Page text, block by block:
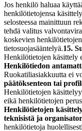
Jos henkilö haluaa
henkilötietojensa
selosteessa mainittuun
tehdä valitus
koskevien
tietosuojasääntelyä.15.
Henkilötietojen käsittely
Henkilötiedon
Ruokatiliasiakkuutta ei
päätöksenteon tai
Henkilötietojen
eikä henkilötietojen
Henkilötietojen
teknisistä ja
henkilötietoja